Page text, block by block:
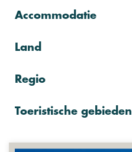
Accommodatie
Land
Regio
Toeristische gebieden